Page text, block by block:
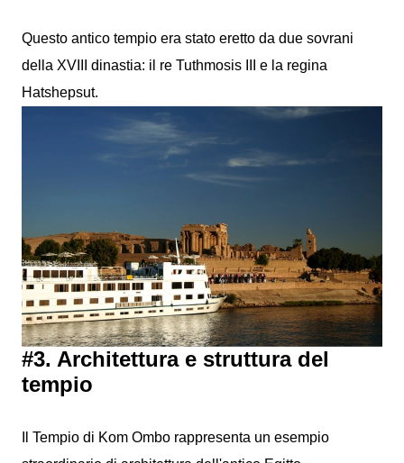
Questo antico tempio era stato eretto da due sovrani
della XVIII dinastia: il re Tuthmosis III e la regina
Hatshepsut.
#3. Architettura e struttura del
tempio
Il Tempio di Kom Ombo rappresenta un esempio